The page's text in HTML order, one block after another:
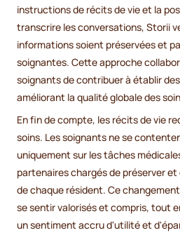
instructions de récits de vie et la
transcrire les conversations, Storii
informations soient préservées et
soignantes. Cette approche
soignants de contribuer à établir
améliorant la qualité globale des
En fin de compte, les récits de vie
soins. Les soignants ne se
uniquement sur les tâches
partenaires chargés de préserver
de chaque résident. Ce
se sentir valorisés et compris, tout
un sentiment accru d'utilité et